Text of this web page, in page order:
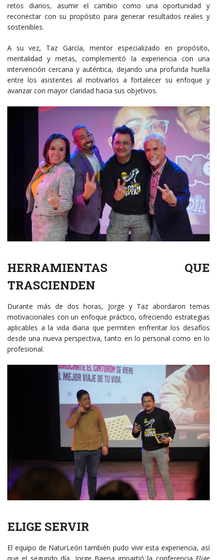
retos diarios, asumir el cambio como una oportunidad y
reconectar con su propósito para generar resultados reales y
sostenibles.
A su vez, Taz García, mentor especializado en propósito,
mentalidad y metas, complementó la experiencia con una
intervención cercana y auténtica, dejando una profunda huella
entre los asistentes al motivarlos a fortalecer su enfoque y
avanzar con mayor claridad hacia sus objetivos.
HERRAMIENTAS QUE
TRASCIENDEN
Durante más de dos horas, Jorge y Taz abordaron temas
motivacionales con un enfoque práctico, ofreciendo estrategias
aplicables a la vida diaria que permiten enfrentar los desafíos
desde una nueva perspectiva, tanto en lo personal como en lo
profesional.
ELIGE SERVIR
El equipo de NaturLeón también pudo vivir esta experiencia, así